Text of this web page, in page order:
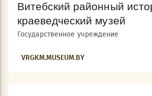
Витебский районный
краеведческий музей
Государственное учреждение
VRGKM.MUSEUM.BY